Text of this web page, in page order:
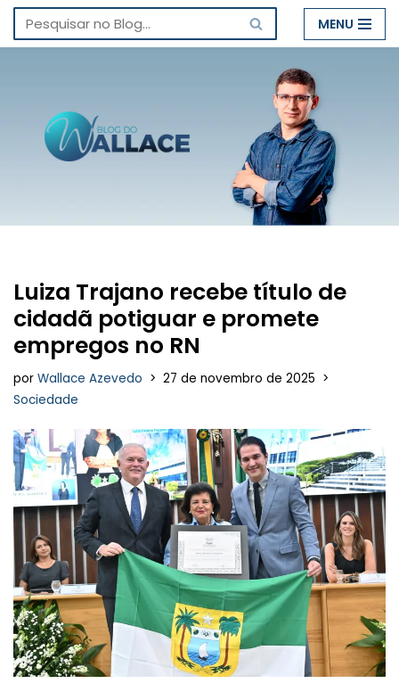
Pular
conteúdo
MENU
Luiza Trajano recebe título de
cidadã potiguar e promete
empregos no RN
por Wallace Azevedo
27 de novembro de 2025
Sociedade